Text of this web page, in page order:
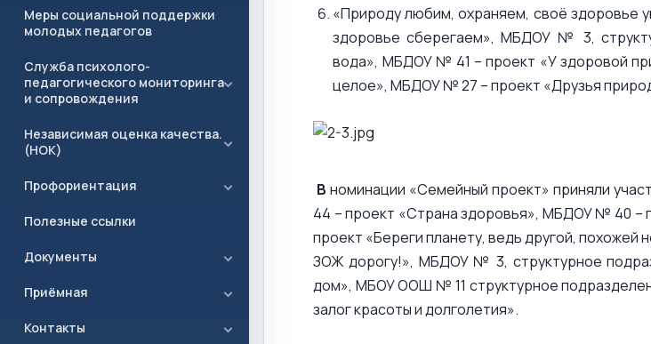
Меры социальной поддержки
молодых педагогов
Служба психолого-
педагогического мониторинга
и сопровождения
Независимая оценка качества.
(НОК)
Профориентация
Полезные ссылки
Документы
Приёмная
Контакты
«Природу любим, охраняем, своё
здоровье сберегаем», МБДОУ № 3,
вода», МБДОУ № 41 – проект «У здоровой
целое», МБДОУ № 27 – проект «Друзья
В номинации «Семейный проект» приняли
44 – проект «Страна здоровья», МБДОУ № 40
проект «Береги планету, ведь другой,
ЗОЖ дорогу!», МБДОУ № 3, структурное
дом», МБОУ ООШ № 11 структурное
залог красоты и долголетия».